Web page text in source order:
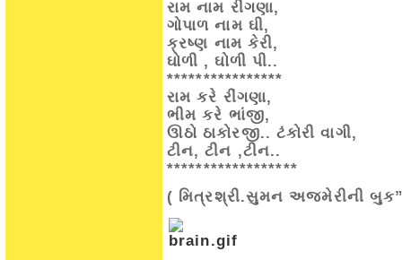
રામ નામ રીંગણા,
ગોપાળ નામ ઘી,
ક્રષ્ણ નામ કેરી,
ઘોળી , ઘોળી પી..
****************
રામ કરે રીંગણા,
ભીમ કરે ભાંજી,
ઊઠો ઠાકોરજી.. ટંકોરી વાગી,
ટીન, ટીન ,ટીન..
******************
( મિત્રશ્રી.સુમન અજમેરીની બુક”